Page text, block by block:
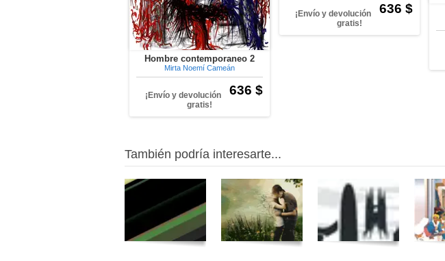
Hombre contemporaneo 2
Mirta Noemí Cameán
636 $
¡Envío y devolución
gratis!
636 $
¡Envío y devolución
gratis!
También podría interesarte...